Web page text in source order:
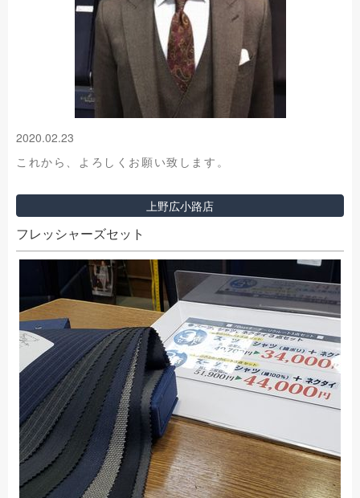
2020.02.23
これから、よろしくお願い致します。
上野広小路店
フレッシャーズセット